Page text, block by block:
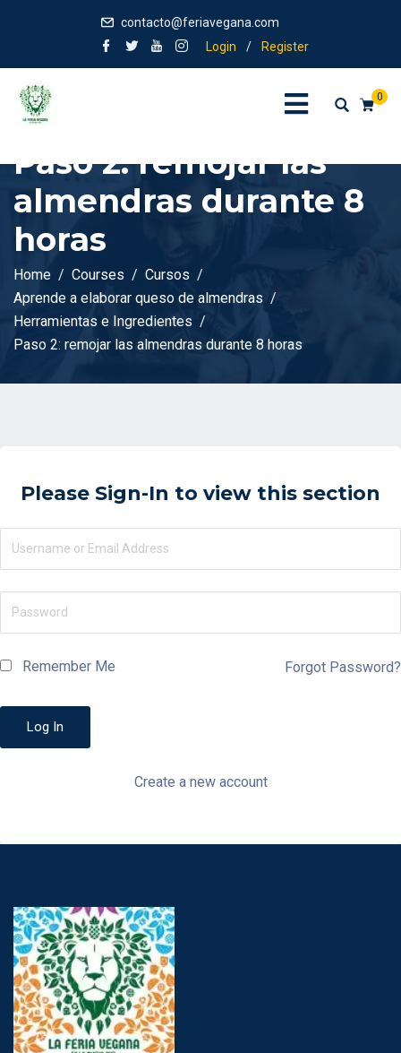
contacto@feriavegana.com
Login
/ Register
0
Paso 2: remojar las
almendras durante 8
horas
Home Courses
Cursos
Aprende a elaborar queso de almendras
Herramientas e Ingredientes
Paso 2: remojar las almendras durante 8 horas
Please Sign-In to view this section
Remember Me Forgot Password?
Create a new account